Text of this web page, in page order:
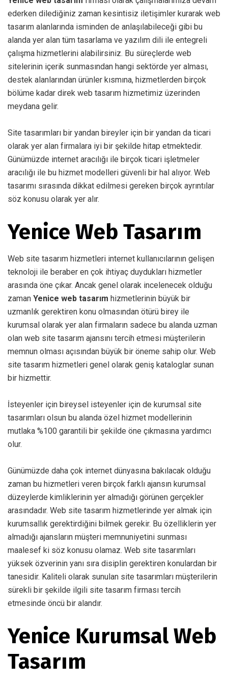
ederken dilediğiniz zaman kesintisiz iletişimler kurarak web
tasarım alanlarında isminden de anlaşılabileceği gibi bu
alanda yer alan tüm tasarlama ve yazılım dili ile entegreli
çalışma hizmetlerini alabilirsiniz. Bu süreçlerde web
sitelerinin içerik sunmasından hangi sektörde yer alması,
destek alanlarından ürünler kısmına, hizmetlerden birçok
bölüme kadar direk web tasarım hizmetimiz üzerinden
meydana gelir.
Site tasarımları bir yandan bireyler için bir yandan da ticari
olarak yer alan firmalara iyi bir şekilde hitap etmektedir.
Günümüzde internet aracılığı ile birçok ticari işletmeler
aracılığı ile bu hizmet modelleri güvenli bir hal alıyor. Web
tasarımı sırasında dikkat edilmesi gereken birçok ayrıntılar
söz konusu olarak yer alır.
Yenice Web Tasarım
Web site tasarım hizmetleri internet kullanıcılarının gelişen
teknoloji ile beraber en çok ihtiyaç duydukları hizmetler
arasında öne çıkar. Ancak genel olarak incelenecek olduğu
zaman Yenice web tasarım hizmetlerinin büyük bir
uzmanlık gerektiren konu olmasından ötürü birey ile
kurumsal olarak yer alan firmaların sadece bu alanda uzman
olan web site tasarım ajansını tercih etmesi müşterilerin
memnun olması açısından büyük bir öneme sahip olur. Web
site tasarım hizmetleri genel olarak geniş kataloglar sunan
bir hizmettir.
İsteyenler için bireysel isteyenler için de kurumsal site
tasarımları olsun bu alanda özel hizmet modellerinin
mutlaka %100 garantili bir şekilde öne çıkmasına yardımcı
olur.
Günümüzde daha çok internet dünyasına bakılacak olduğu
zaman bu hizmetleri veren birçok farklı ajansın kurumsal
düzeylerde kimliklerinin yer almadığı görünen gerçekler
arasındadır. Web site tasarım hizmetlerinde yer almak için
kurumsallık gerektirdiğini bilmek gerekir. Bu özelliklerin yer
almadığı ajansların müşteri memnuniyetini sunması
maalesef ki söz konusu olamaz. Web site tasarımları
yüksek özverinin yanı sıra disiplin gerektiren konulardan bir
tanesidir. Kaliteli olarak sunulan site tasarımları müşterilerin
sürekli bir şekilde ilgili site tasarım firması tercih
etmesinde öncü bir alandır.
Yenice Kurumsal Web
Tasarım